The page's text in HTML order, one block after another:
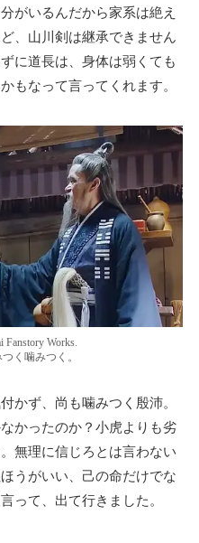
がいるんだから家系は絶え
、山川剣は継承できません
に道長は、身体は弱くても
もなって言ってくれます。
Fanstory Works.
く噛みつく。
かず、尚も噛みつく殷沛。
かったのか？小虎よりも劣
無理に信じろとは言わない
うがいい、己の命だけでな
って、出て行きました。